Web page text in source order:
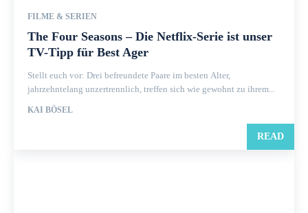
FILME & SERIEN
The Four Seasons – Die Netflix-Serie ist unser
TV-Tipp für Best Ager
Stellt euch vor: Drei befreundete Paare im besten Alter,
jahrzehntelang unzertrennlich, treffen sich wie gewohnt zu ihrem...
KAI BÖSEL
READ